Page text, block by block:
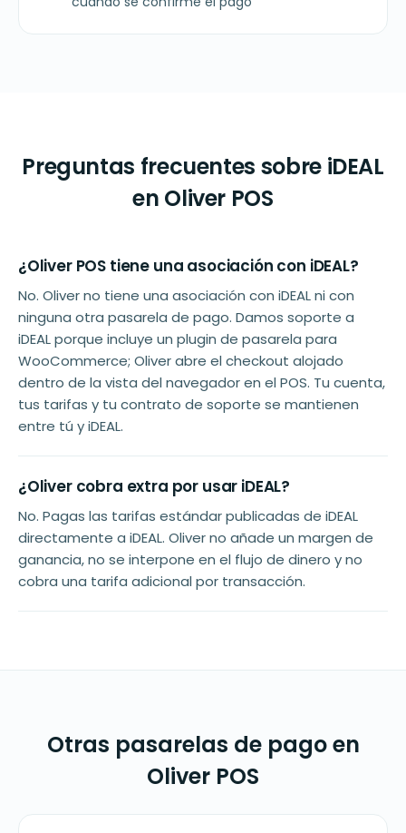
Preguntas frecuentes sobre iDEAL
en Oliver POS
¿Oliver POS tiene una asociación con iDEAL?
No. Oliver no tiene una asociación con iDEAL ni con
ninguna otra pasarela de pago. Damos soporte a
iDEAL porque incluye un plugin de pasarela para
WooCommerce; Oliver abre el checkout alojado
dentro de la vista del navegador en el POS. Tu cuenta,
tus tarifas y tu contrato de soporte se mantienen
entre tú y iDEAL.
¿Oliver cobra extra por usar iDEAL?
No. Pagas las tarifas estándar publicadas de iDEAL
directamente a iDEAL. Oliver no añade un margen de
ganancia, no se interpone en el flujo de dinero y no
cobra una tarifa adicional por transacción.
Otras pasarelas de pago en
Oliver POS